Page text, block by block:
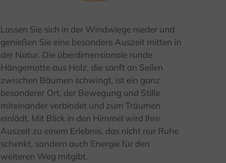
© Teutoburger Wald Tourismus / D. Ketz
Lassen Sie sich in der Windwiege nieder und
genießen Sie eine besondere Auszeit mitten in
der Natur. Die überdimensionale runde
Hängematte aus Holz, die sanft an Seilen
zwischen Bäumen schwingt, ist ein ganz
besonderer Ort, der Bewegung und Stille
miteinander verbindet und zum Träumen
einlädt. Mit Blick in den Himmel wird Ihre
Auszeit zu einem Erlebnis, das nicht nur Ruhe
schenkt, sondern auch Energie für den
weiteren Weg mitgibt.